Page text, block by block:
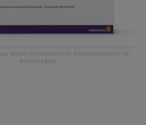
может отличаться от изображённого на
фотографии